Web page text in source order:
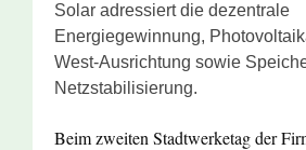
Solar adressiert die dezentrale
Energiegewinnung,
West-Ausrichtung sowie
Netzstabilisierung.
Beim zweiten Stadtwerketag der